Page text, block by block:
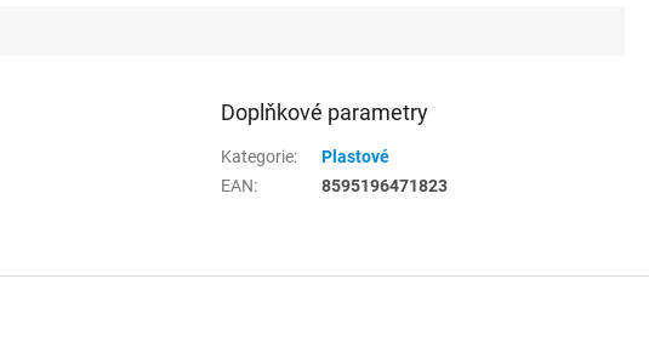
Doplňkové parametry
Kategorie:
Plastové
EAN: 8595196471823